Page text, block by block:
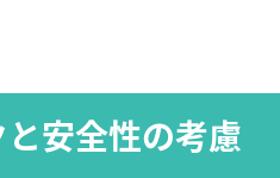
安全性の考慮